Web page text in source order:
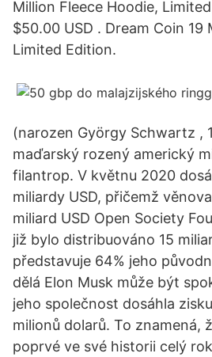
Million Fleece Hoodie,
$50.00 USD . Dream Coin 19
Limited Edition.
(narozen György Schwartz ,
maďarský rozený americký
filantrop. V květnu 2020
miliardy USD, přičemž
miliard USD Open Society
již bylo distribuováno 15
představuje 64% jeho
dělá Elon Musk může být
jeho společnost dosáhla
milionů dolarů. To znamená,
poprvé ve své historii celý